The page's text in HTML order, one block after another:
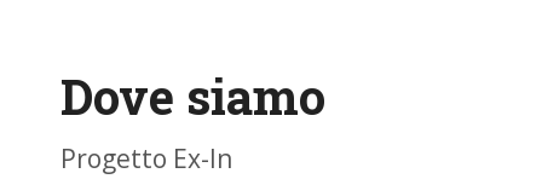
Dove siamo
Progetto Ex-In